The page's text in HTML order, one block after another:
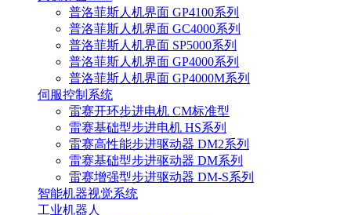
普洛菲斯人机界面 GP4100系列
普洛菲斯人机界面 GC4000系列
普洛菲斯人机界面 SP5000系列
普洛菲斯人机界面 GP4000系列
普洛菲斯人机界面 GP4000M系列
伺服控制系统
雷赛开环步进电机 CM标准型
雷赛基础型步进电机 HS系列
雷赛高性能步进驱动器 DM2系列
雷赛基础型步进驱动器 DM系列
雷赛增强型步进驱动器 DM-S系列
智能机器视觉系统
工业机器人